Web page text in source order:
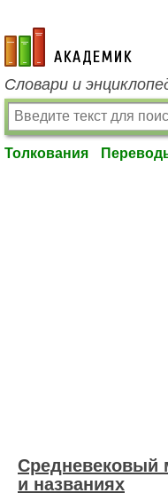
academic.ru
Словари и
Толкования
Средневековый
и названиях